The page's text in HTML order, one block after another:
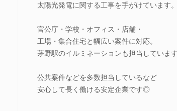
太陽光発電に関する工事を手がけています。
官公庁・学校・オフィス・店舗・
工場・集合住宅と幅広い案件に対応。
茅野駅のイルミネーションも担当しています
公共案件などを多数担当しているなど
安心して長く働ける安定企業です◎